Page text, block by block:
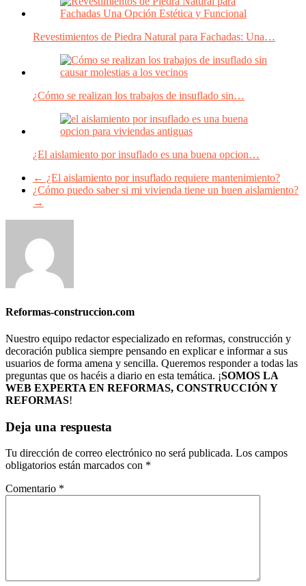
Revestimientos de Piedra Natural para Fachadas: Una…
¿Cómo se realizan los trabajos de insuflado sin…
¿El aislamiento por insuflado es una buena opcion…
← ¿El aislamiento por insuflado requiere mantenimiento?
¿Cómo puedo saber si mi vivienda tiene un buen aislamiento?
→
Reformas-construccion.com
Nuestro equipo redactor especializado en reformas, construcción y
decoración publica siempre pensando en explicar e informar a sus
usuarios de forma amena y sencilla. Queremos responder a todas las
preguntas que os hacéis a diario en esta temática. ¡SOMOS LA
WEB EXPERTA EN REFORMAS, CONSTRUCCIÓN Y
REFORMAS!
Deja una respuesta
Tu dirección de correo electrónico no será publicada. Los campos
obligatorios están marcados con *
Comentario *